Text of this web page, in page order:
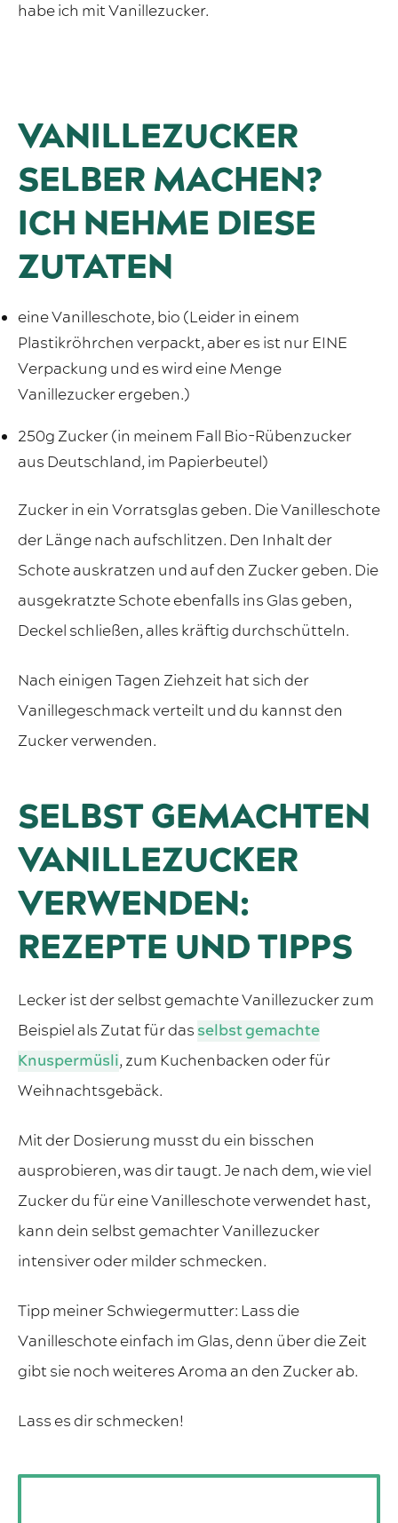
habe ich mit Vanillezucker.
VANILLEZUCKER
SELBER MACHEN?
ICH NEHME DIESE
ZUTATEN
eine Vanilleschote, bio (Leider in einem
Plastikröhrchen verpackt, aber es ist nur EINE
Verpackung und es wird eine Menge
Vanillezucker ergeben.)
250g Zucker (in meinem Fall Bio-Rübenzucker
aus Deutschland, im Papierbeutel)
Zucker in ein Vorratsglas geben. Die Vanilleschote
der Länge nach aufschlitzen. Den Inhalt der
Schote auskratzen und auf den Zucker geben. Die
ausgekratzte Schote ebenfalls ins Glas geben,
Deckel schließen, alles kräftig durchschütteln.
Nach einigen Tagen Ziehzeit hat sich der
Vanillegeschmack verteilt und du kannst den
Zucker verwenden.
SELBST GEMACHTEN
VANILLEZUCKER
VERWENDEN:
REZEPTE UND TIPPS
Lecker ist der selbst gemachte Vanillezucker zum
Beispiel als Zutat für das selbst gemachte
Knuspermüsli, zum Kuchenbacken oder für
Weihnachtsgebäck.
Mit der Dosierung musst du ein bisschen
ausprobieren, was dir taugt. Je nach dem, wie viel
Zucker du für eine Vanilleschote verwendet hast,
kann dein selbst gemachter Vanillezucker
intensiver oder milder schmecken.
Tipp meiner Schwiegermutter: Lass die
Vanilleschote einfach im Glas, denn über die Zeit
gibt sie noch weiteres Aroma an den Zucker ab.
Lass es dir schmecken!